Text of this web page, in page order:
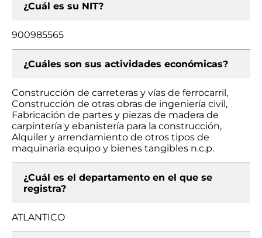
¿Cuál es su NIT?
900985565
¿Cuáles son sus actividades económicas?
Construcción de carreteras y vías de ferrocarril,
Construcción de otras obras de ingeniería civil,
Fabricación de partes y piezas de madera de
carpintería y ebanistería para la construcción,
Alquiler y arrendamiento de otros tipos de
maquinaria equipo y bienes tangibles n.c.p.
¿Cuál es el departamento en el que se
registra?
ATLANTICO